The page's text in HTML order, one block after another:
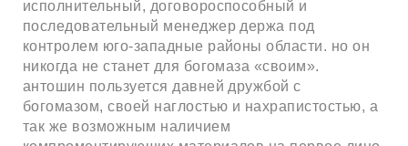
исполнительный, договороспособный и
последовательный менеджер держа под
контролем юго-западные районы области. но он
никогда не станет для богомаза «своим».
антошин пользуется давней дружбой с
богомазом, своей наглостью и нахрапистостью, а
так же возможным наличием